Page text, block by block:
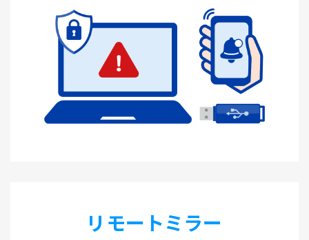
リモートミラー